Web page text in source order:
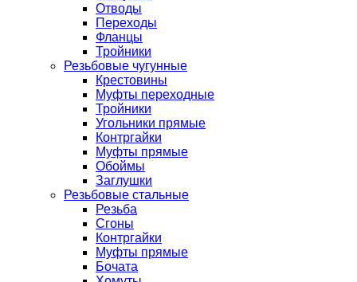
Отводы
Переходы
Фланцы
Тройники
Резьбовые чугунные
Крестовины
Муфты переходные
Тройники
Угольники прямые
Контргайки
Муфты прямые
Обоймы
Заглушки
Резьбовые стальные
Резьба
Сгоны
Контргайки
Муфты прямые
Бочата